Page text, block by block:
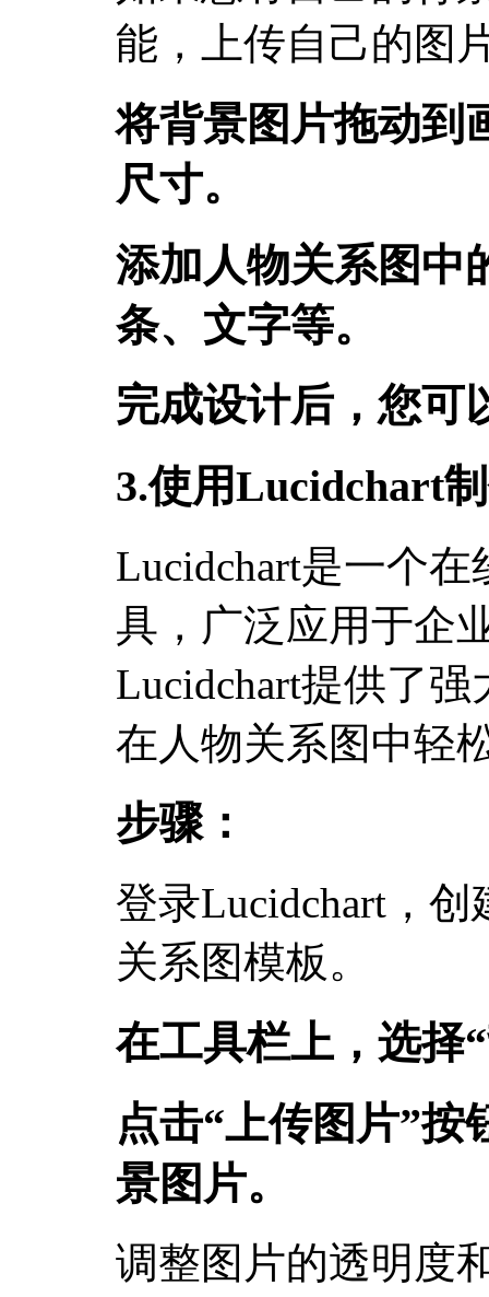
能，上传自己的图
将背景图片拖动到
尺寸。
添加人物关系图中
条、文字等。
完成设计后，您可
3.使用Lucidchart
Lucidchart是一个
具，广泛应用于企
Lucidchart提供了
在人物关系图中轻
步骤：
登录Lucidchart，
关系图模板。
在工具栏上，选择
点击“上传图片”按
景图片。
调整图片的透明度